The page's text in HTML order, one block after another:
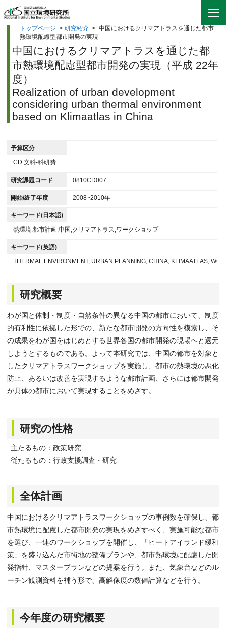
トップページ > 研究紹介 > 中国におけるクリマアトラスを通じた都市
熱環境配慮型都市開発の実現
中国におけるクリマアトラスを通じた都
市熱環境配慮型都市開発の実現（平成 22年
度）
Realization of urban development
considering urban thermal environment
based on Klimaatlas in China
予算区分
CD 文科-科研費
研究課題コード 0810CD007
開始/終了年度 2008~2010年
キーワード(日本語)
熱環境,都市計画,中国,クリマアトラス,ワークショップ
キーワード(英語)
THERMAL ENVIRONMENT, URBAN PLANNING, CHINA, KLIMAATLAS,
研究概要
わが国と体制・制度・自然条件の異なる中国の都市において、制度
的有利性に依拠した形での、新たな都市開発の方向性を模索し、そ
の成果をわが国をはじめとする世界各国の都市開発の現場へと還元
しようとするものである。よって本研究では、中国の都市を対象と
したクリマアトラスワークショップを実施し、都市の熱環境の悪化
防止、あるいは改善を実現するような都市計画、さらには都市開発
が具体の都市において実現することをめざす。
研究の性格
主たるもの：政策研究
従たるもの：行政支援調査・研究
全体計画
中国におけるクリマアトラスワークショップの事例数を確保し、都
市熱環境に配慮した都市開発の実現をめざすべく、実施可能な都市
を選び、一連のワークショップを開催し、「ヒートアイランド緩和
策」を盛り込んだ市街地の整備プランや、都市熱環境に配慮した開
発指針、マスタープランなどの提案を行う。また、気象台などのル
ーチン観測資料を補う形で、高解像度の数値計算などを行う。
今年度の研究概要